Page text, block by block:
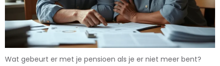
Wat gebeurt er met je pensioen als je er niet meer bent?